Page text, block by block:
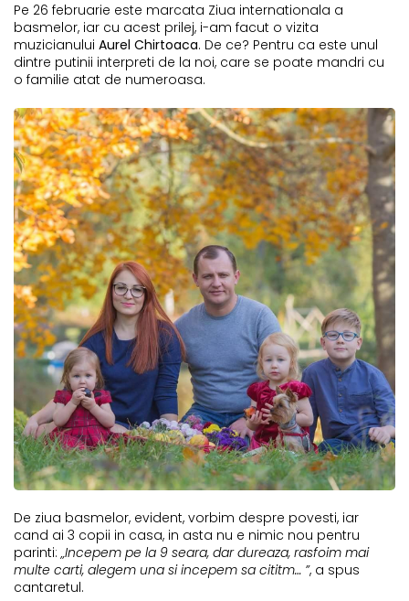
Pe 26 februarie este marcata Ziua internationala a
basmelor, iar cu acest prilej, i-am facut o vizita
muzicianului Aurel Chirtoaca. De ce? Pentru ca este unul
dintre putinii interpreti de la noi, care se poate mandri cu
o familie atat de numeroasa.
De ziua basmelor, evident, vorbim despre povesti, iar
cand ai 3 copii in casa, in asta nu e nimic nou pentru
parinti:„Incepem pe la 9 seara, dar dureaza, rasfoim mai
multe carti, alegem una si incepem sa cititm… ”, a spus
cantaretul.